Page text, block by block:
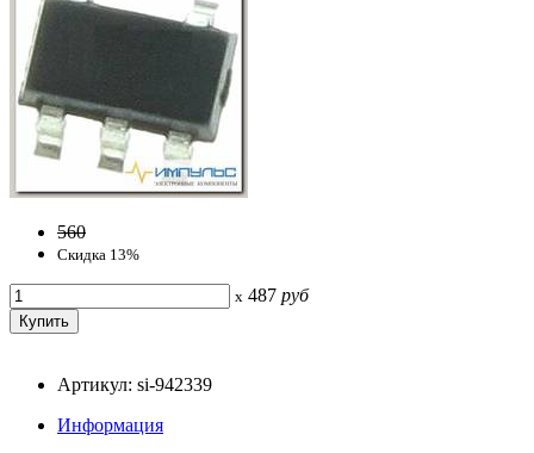
560
Скидка 13%
x 487 руб
Артикул: si-942339
Информация